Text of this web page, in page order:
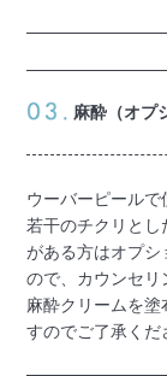
麻酔（オプ
ウーバーピール
若干のチクリと
がある方はオプシ
ので、カウンセリ
麻酔クリームを塗
すのでご了承くだ